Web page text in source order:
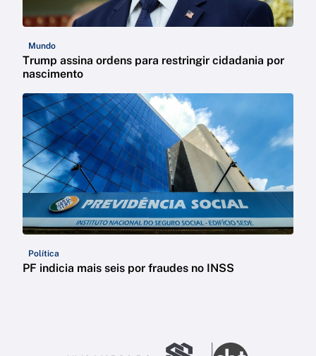
Mundo
Trump assina ordens para restringir cidadania por
nascimento
Política
PF indicia mais seis por fraudes no INSS